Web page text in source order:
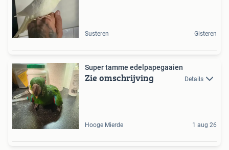
Susteren Gisteren
Super tamme edelpapegaaien
Zie omschrijving Details
Hooge Mierde 1 aug 26